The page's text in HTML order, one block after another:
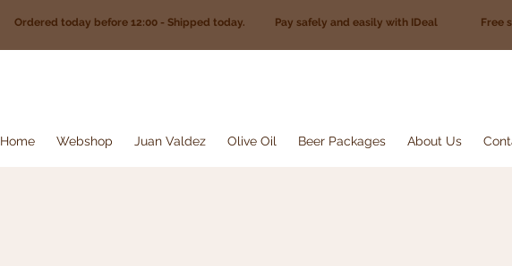
Ordered today before 12:00 - Shipped today. Pay safely and easily with IDeal Free
Home Webshop Juan Valdez Olive Oil Beer Packages About Us